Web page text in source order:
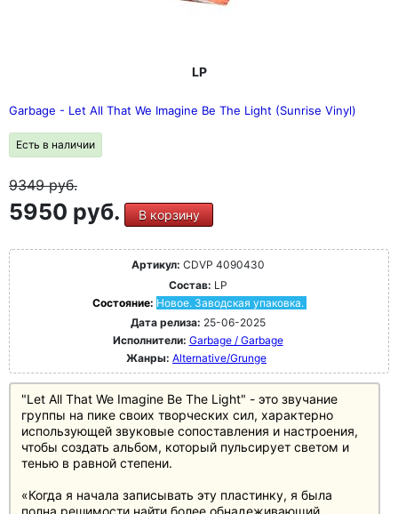
LP
Garbage - Let All That We Imagine Be The Light (Sunrise Vinyl)
Есть в наличии
9349руб.
5950 руб. В корзину
Артикул: CDVP 4090430
Состав: LP
Состояние: Новое. Заводская упаковка.
Дата релиза: 25-06-2025
Исполнители: Garbage / Garbage
Жанры: Alternative/Grunge
"Let All That We Imagine Be The Light" - это звучание
группы на пике своих творческих сил, характерно
использующей звуковые сопоставления и настроения,
чтобы создать альбом, который пульсирует светом и
тенью в равной степени.
«Когда я начала записывать эту пластинку, я была